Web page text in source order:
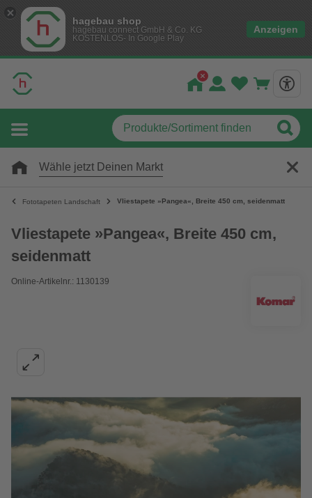
hagebau shop
hagebau connect GmbH & Co. KG
KOSTENLOS- In Google Play
Anzeigen
Wähle jetzt Deinen Markt
Fototapeten Landschaft Vliestapete »Pangea«, Breite 450 cm, seidenmatt
Vliestapete »Pangea«, Breite 450 cm,
seidenmatt
Online-Artikelnr.: 1130139